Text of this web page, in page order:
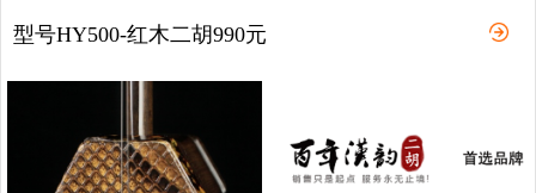
型号HY500-红木二胡990元